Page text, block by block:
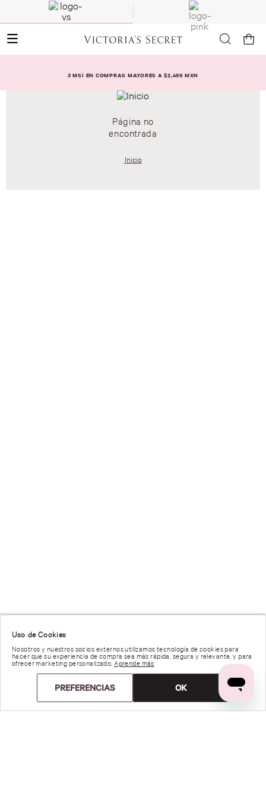
3 MSI EN COMPRAS MAYORES A $2,499 MXN
Uso de Cookies
Nosotros y nuestros socios externos utilizamos tecnología de cookies para
hacer que su experiencia de compra sea más rápida, segura y relevante, y para
ofrecer marketing personalizado. Aprende más
PREFERENCIAS OK
Página no
encontrada
Inicio